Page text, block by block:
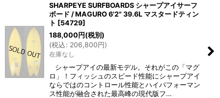
SHARPEYE SURFBOARDS シャープアイサーフ
ボード / MAGURO 6'2" 39.6L マスタードティン
ト [54729]
188,000円(税別)
(税込: 206,800円)
在庫なし
シャープアイの最新モデル。それがこの「マグ
ロ」！フィッシュのスピード性能にシャープアイ
ならではのコントロール性能とハイパフォーマン
ス性能が融合された最高峰の現代版フ…